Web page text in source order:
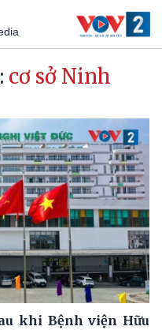
cơ sở Ninh
khi Bệnh viện Hữu